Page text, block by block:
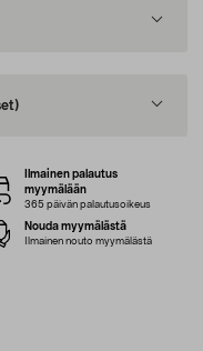
Ilmainen palautus
myymälään
365 päivän palautusoikeus
Nouda myymälästä
Ilmainen nouto myymälästä